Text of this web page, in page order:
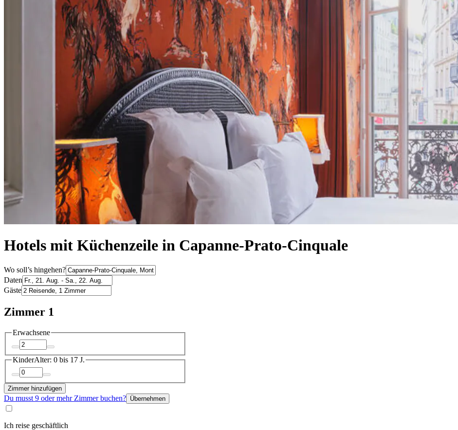
Hotels mit Küchenzeile in Capanne-Prato-Cinquale
Wo soll’s hingehen?
Daten
Gäste
Zimmer 1
Erwachsene
KinderAlter: 0 bis 17 J.
Zimmer hinzufügen
Du musst 9 oder mehr Zimmer buchen? Übernehmen
Ich reise geschäftlich